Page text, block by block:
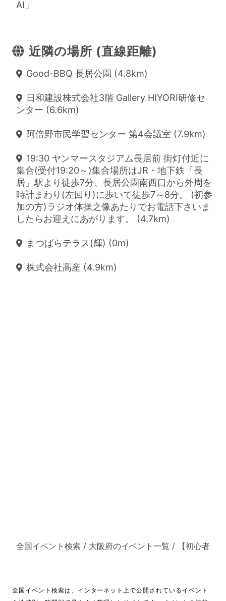
AI」
近隣の場所 (直線距離)
Good-BBQ 長居公園 (4.8km)
日和建設株式会社3階 Gallery HIYORI研修セ
ンター (6.6km)
阿倍野市民学習センター 第4会議室 (7.9km)
19:30 ヤンマースタジアム長居前 街灯付近に
集合(受付19:20～)集合場所はJR・地下鉄「長
居」駅より徒歩7分、長居公園南西口から外周を
時計まわり(左回り)に歩いて徒歩7～8分。 (初参
加の方)ラジオ体操之像あたりでお電話下さいま
したらお迎えにあがります。 (4.7km)
まつばらテラス(輝) (0m)
株式会社高産 (4.9km)
全国イベント検索 / 大阪府のイベント一覧 / 【初心者
全国イベント検索は、インターネット上で公開されているイベント